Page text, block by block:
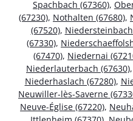
Spachbach (67360),
(67230), Nothalten (67680),
(67520),
(67330),
(67470), Niedernai
Niederlauterbach (67630),
Niederhaslach (67280),
Neuwiller-lès-Saverne
Neuve-Église (67220),